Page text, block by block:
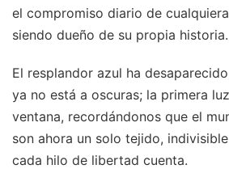
el compromiso diario de
siendo dueño de su propia historia.
El resplandor azul ha
ya no está a oscuras; la primera
ventana, recordándonos que el
son ahora un solo tejido,
cada hilo de libertad cuenta.